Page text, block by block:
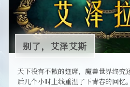
别了，艾泽艾斯
天下没有不散的筵席，魔兽世界终究
后几个小时上线重温了下青春的回忆